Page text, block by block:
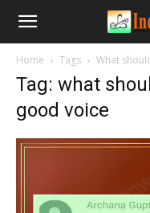
Home Tags What
Tag: what
good voice